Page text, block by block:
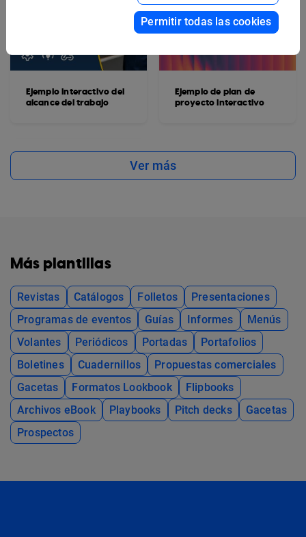
Ejemplo interactivo del
alcance del trabajo
Ejemplo de plan de
proyecto interactivo
Ver más
Más plantillas
Revistas Catálogos Folletos
Presentaciones
Programas de eventos
Guías Informes
Menús
Volantes
Periódicos Portadas
Portafolios
Boletines
Cuadernillos
Propuestas comerciales
Gacetas
Formatos Lookbook
Flipbooks
Archivos eBook
Playbooks Pitch decks
Gacetas
Prospectos
Permitir todas las cookies